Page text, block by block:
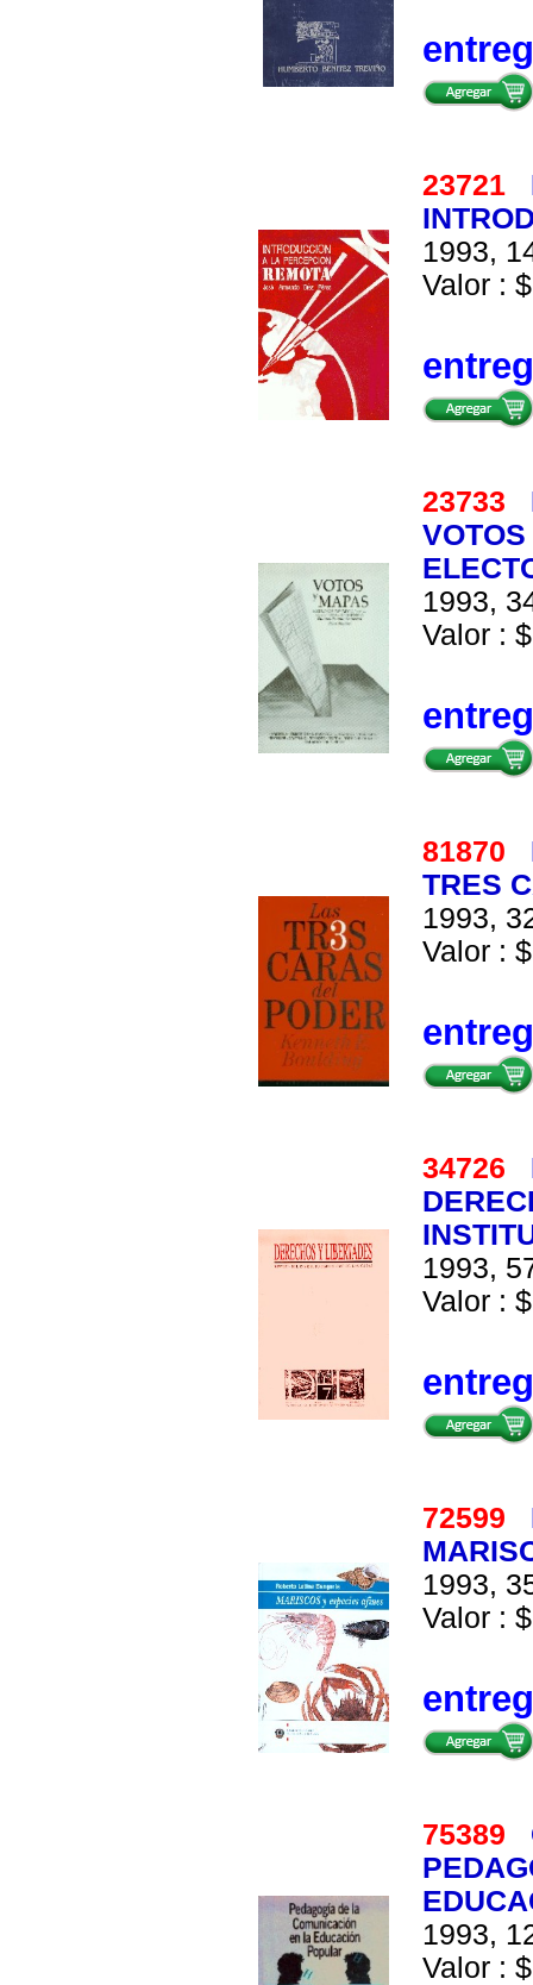
23721
1993,
Valor :
23733
1993,
Valor :
81870
TRES
1993,
Valor :
34726
1993,
Valor :
72599
1993,
Valor :
75389
1993,
Valor :